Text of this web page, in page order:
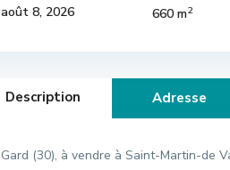
août 8, 2026
660 m2
Description Adresse
Gard (30), à vendre à Saint-Martin-de